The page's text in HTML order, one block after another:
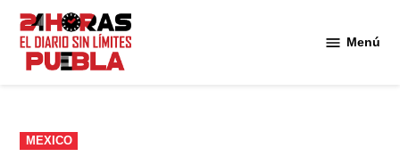
Saltar
contenido
Menú
PUBLICADO
EN
MEXICO